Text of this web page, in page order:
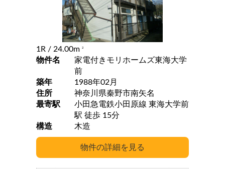
1R / 24.00m 2
物件名
家電付きモリホームズ東海大学
前
築年
1988年02月
住所
神奈川県秦野市南矢名
最寄駅
小田急電鉄小田原線 東海大学前
駅 徒歩 15分
構造
木造